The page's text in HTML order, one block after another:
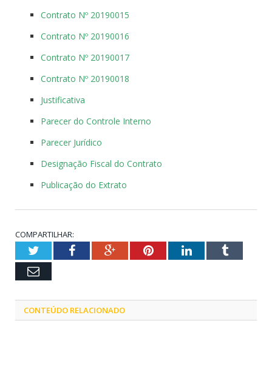
Contrato Nº 20190015
Contrato Nº 20190016
Contrato Nº 20190017
Contrato Nº 20190018
Justificativa
Parecer do Controle Interno
Parecer Jurídico
Designação Fiscal do Contrato
Publicação do Extrato
COMPARTILHAR:
TwitterFacebookGoogle+PinterestLinkedInTumblr
Email
CONTEÚDO RELACIONADO